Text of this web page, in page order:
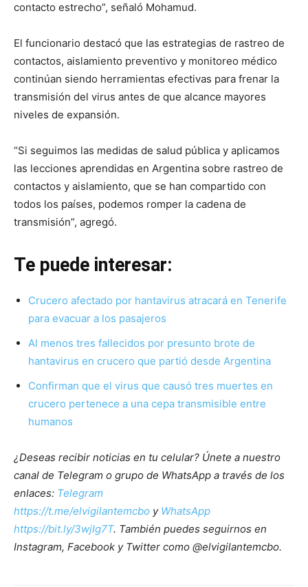
contacto estrecho”, señaló Mohamud.
El funcionario destacó que las estrategias de rastreo de
contactos, aislamiento preventivo y monitoreo médico
continúan siendo herramientas efectivas para frenar la
transmisión del virus antes de que alcance mayores
niveles de expansión.
“Si seguimos las medidas de salud pública y aplicamos
las lecciones aprendidas en Argentina sobre rastreo de
contactos y aislamiento, que se han compartido con
todos los países, podemos romper la cadena de
transmisión”, agregó.
Te puede interesar:
Crucero afectado por hantavirus atracará en Tenerife
para evacuar a los pasajeros
Al menos tres fallecidos por presunto brote de
hantavirus en crucero que partió desde Argentina
Confirman que el virus que causó tres muertes en
crucero pertenece a una cepa transmisible entre
humanos
¿Deseas recibir noticias en tu celular? Únete a nuestro
canal de Telegram o grupo de WhatsApp a través de los
enlaces: Telegram
https://t.me/elvigilantemcbo y WhatsApp
https://bit.ly/3wjIg7T. También puedes seguirnos en
Instagram, Facebook y Twitter como @elvigilantemcbo.